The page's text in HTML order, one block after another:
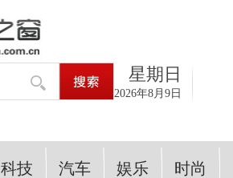
星期日
2026年8月9日
科技 汽车 娱乐 时尚